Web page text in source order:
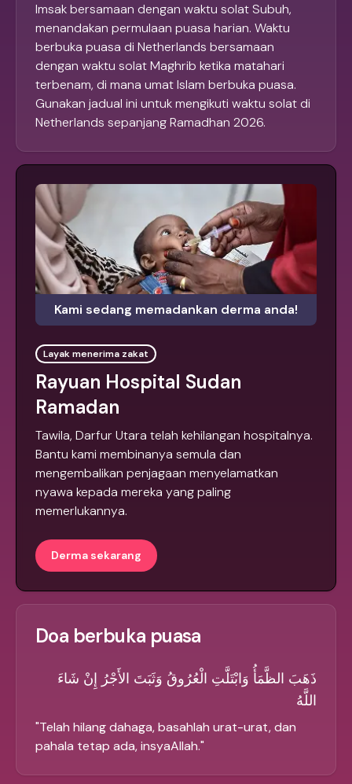
Imsak bersamaan dengan waktu solat Subuh,
menandakan permulaan puasa harian. Waktu
berbuka puasa di Netherlands bersamaan
dengan waktu solat Maghrib ketika matahari
terbenam, di mana umat Islam berbuka puasa.
Gunakan jadual ini untuk mengikuti waktu solat di
Netherlands sepanjang Ramadhan 2026.
Kami sedang memadankan derma anda!
Layak menerima zakat
Rayuan Hospital Sudan
Ramadan
Tawila, Darfur Utara telah kehilangan hospitalnya.
Bantu kami membinanya semula dan
mengembalikan penjagaan menyelamatkan
nyawa kepada mereka yang paling
memerlukannya.
Derma sekarang
Doa berbuka puasa
ذَهَبَ الظَّمَأُ وَابْتَلَّتِ الْعُرُوقُ وَثَبَتَ الأَجْرُ إِنْ شَاءَ
اللَّهُ
"Telah hilang dahaga, basahlah urat-urat, dan
pahala tetap ada, insyaAllah."